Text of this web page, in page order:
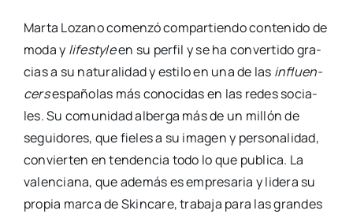
Mar­ta Lozano comen­zó com­par­tien­do con­te­ni­do de
moda y lifesty­leen su per­fil y se ha con­ver­ti­do gra­
cias a su natu­ra­li­dad y esti­lo en una de las influen­
cersespa­ño­las más cono­ci­das en las redes socia­
les. Su comu­ni­dad alber­ga más de un millón de
segui­do­res, que fie­les a su ima­gen y per­so­na­li­dad,
con­vier­ten en ten­den­cia todo lo que publi­ca. La
valen­cia­na, que ade­más es empre­sa­ria y lide­ra su
pro­pia mar­ca de Skin­ca­re, tra­ba­ja para las gran­des